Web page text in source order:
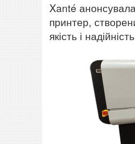
Xanté
принтер,
якість і